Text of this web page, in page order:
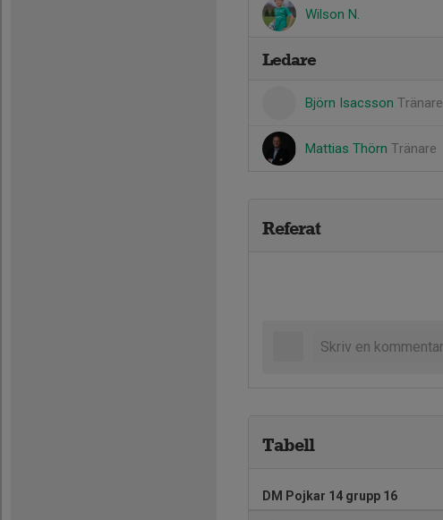
Wilson N.
Ledare
Björn Isacsson Tränare
Mattias Thörn Tränare
Referat
Tabell
DM Pojkar 14 grupp 16